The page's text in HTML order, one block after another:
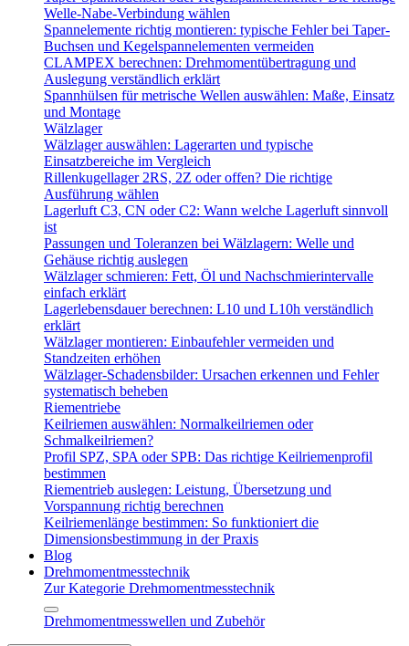
Welle-Nabe-Verbindung wählen
Spannelemente richtig montieren: typische Fehler bei Taper-
Buchsen und Kegelspannelementen vermeiden
CLAMPEX berechnen: Drehmomentübertragung und
Auslegung verständlich erklärt
Spannhülsen für metrische Wellen auswählen: Maße, Einsatz
und Montage
Wälzlager
Wälzlager auswählen: Lagerarten und typische
Einsatzbereiche im Vergleich
Rillenkugellager 2RS, 2Z oder offen? Die richtige
Ausführung wählen
Lagerluft C3, CN oder C2: Wann welche Lagerluft sinnvoll
ist
Passungen und Toleranzen bei Wälzlagern: Welle und
Gehäuse richtig auslegen
Wälzlager schmieren: Fett, Öl und Nachschmierintervalle
einfach erklärt
Lagerlebensdauer berechnen: L10 und L10h verständlich
erklärt
Wälzlager montieren: Einbaufehler vermeiden und
Standzeiten erhöhen
Wälzlager-Schadensbilder: Ursachen erkennen und Fehler
systematisch beheben
Riementriebe
Keilriemen auswählen: Normalkeilriemen oder
Schmalkeilriemen?
Profil SPZ, SPA oder SPB: Das richtige Keilriemenprofil
bestimmen
Riementrieb auslegen: Leistung, Übersetzung und
Vorspannung richtig berechnen
Keilriemenlänge bestimmen: So funktioniert die
Dimensionsbestimmung in der Praxis
Blog
Drehmomentmesstechnik
Zur Kategorie Drehmomentmesstechnik
Drehmomentmesswellen und Zubehör